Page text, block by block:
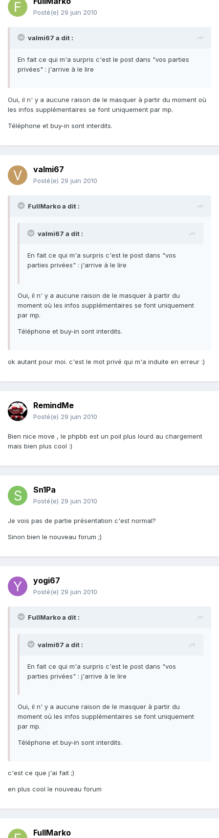
Posté(e) 29 juin 2010
valmi67 a dit :
En fait ce qui m'a surpris c'est le post dans "vos parties
privées" : j'arrive à le lire
Oui, il n' y a aucune raison de le masquer à partir du moment où
les infos supplémentaires se font uniquement par mp.
Téléphone et buy-in sont interdits.
valmi67
Posté(e) 29 juin 2010
FullMarko a dit :
valmi67 a dit :
En fait ce qui m'a surpris c'est le post dans "vos
parties privées" : j'arrive à le lire
Oui, il n' y a aucune raison de le masquer à partir du
moment où les infos supplémentaires se font uniquement
par mp.
Téléphone et buy-in sont interdits.
ok autant pour moi. c'est le mot privé qui m'a induite en erreur :)
RemindMe
Posté(e) 29 juin 2010
Bien nice move , le phpbb est un poil plus lourd au chargement
mais bien plus cool :)
Sn1Pa
Posté(e) 29 juin 2010
Je vois pas de partie présentation c'est normal?
Sinon bien le nouveau forum ;)
yogi67
Posté(e) 29 juin 2010
FullMarko a dit :
valmi67 a dit :
En fait ce qui m'a surpris c'est le post dans "vos
parties privées" : j'arrive à le lire
Oui, il n' y a aucune raison de le masquer à partir du
moment où les infos supplémentaires se font uniquement
par mp.
Téléphone et buy-in sont interdits.
c'est ce que j'ai fait ;)
en plus cool le nouveau forum
FullMarko